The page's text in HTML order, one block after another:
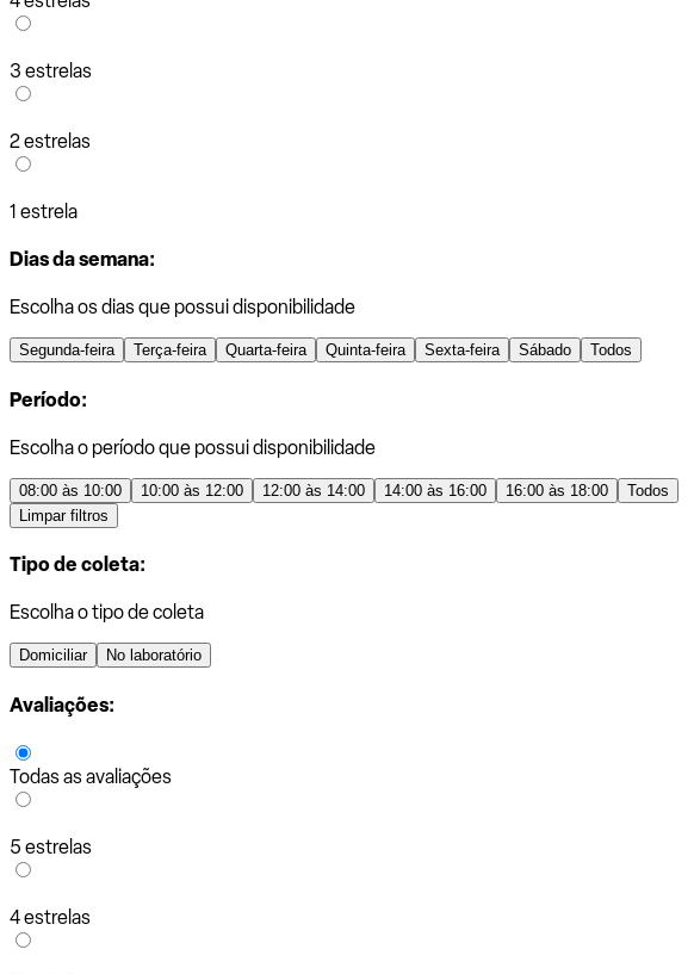
3 estrelas
2 estrelas
1 estrela
Dias da semana:
Escolha os dias que possui disponibilidade
Segunda-feira Terça-feira Quarta-feira Quinta-feira Sexta-feira Sábado Todos
Período:
Escolha o período que possui disponibilidade
08:00 às 10:00 10:00 às 12:00 12:00 às 14:00 14:00 às 16:00 16:00 às 18:00
Todos
Limpar filtros
Tipo de coleta:
Escolha o tipo de coleta
Domiciliar No laboratório
Avaliações:
Todas as avaliações
5 estrelas
4 estrelas